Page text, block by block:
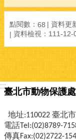
點閱數： 68
資料更
資料檢視：111-12-
:::
臺北
地址:110022 臺北
電話Tel:(02)8789-
傳真Fax:(02)2722-